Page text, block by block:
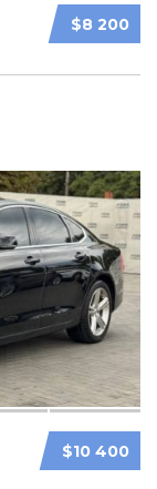
$8 200
$10 400